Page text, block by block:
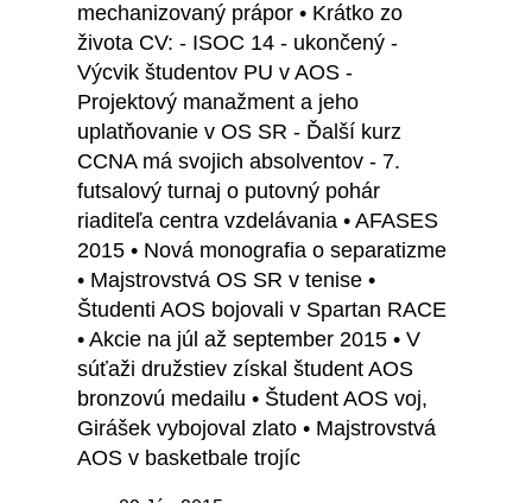
mechanizovaný prápor • Krátko zo
života CV: - ISOC 14 - ukončený -
Výcvik študentov PU v AOS -
Projektový manažment a jeho
uplatňovanie v OS SR - Ďalší kurz
CCNA má svojich absolventov - 7.
futsalový turnaj o putovný pohár
riaditeľa centra vzdelávania • AFASES
2015 • Nová monografia o separatizme
• Majstrovstvá OS SR v tenise •
Študenti AOS bojovali v Spartan RACE
• Akcie na júl až september 2015 • V
súťaži družstiev získal študent AOS
bronzovú medailu • Študent AOS voj,
Girášek vybojoval zlato • Majstrovstvá
AOS v basketbale trojíc